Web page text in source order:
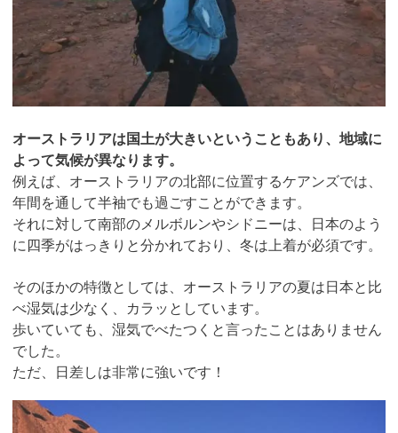
オーストラリアは国土が大きいということもあり、地域に
よって気候が異なります。
例えば、オーストラリアの北部に位置するケアンズでは、
年間を通して半袖でも過ごすことができます。
それに対して南部のメルボルンやシドニーは、日本のよう
に四季がはっきりと分かれており、冬は上着が必須です。
そのほかの特徴としては、オーストラリアの夏は日本と比
べ湿気は少なく、カラッとしています。
歩いていても、湿気でべたつくと言ったことはありません
でした。
ただ、日差しは非常に強いです！